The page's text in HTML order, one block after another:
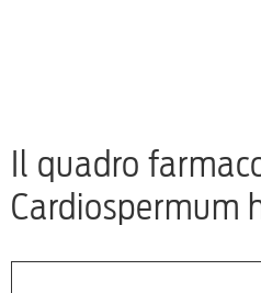
Il quadro
Cardiospermum